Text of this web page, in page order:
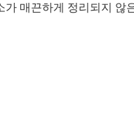
매끈하게 정리되지 않